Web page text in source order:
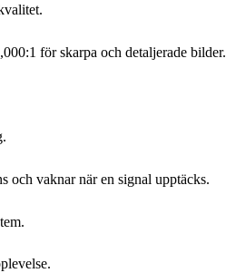
för skarpa och detaljerade bilder.
och vaknar när en signal upptäcks.